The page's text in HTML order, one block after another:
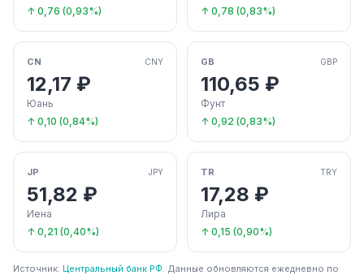
↑ 0,76 (0,93%)
↑ 0,78 (0,83%)
CN CNY
12,17 ₽
Юань
↑ 0,10 (0,84%)
GB GBP
110,65 ₽
Фунт
↑ 0,92 (0,83%)
JP JPY
51,82 ₽
Иена
↑ 0,21 (0,40%)
TR TRY
17,28 ₽
Лира
↑ 0,15 (0,90%)
Источник: Центральный банк РФ. Данные обновляются ежедневно по